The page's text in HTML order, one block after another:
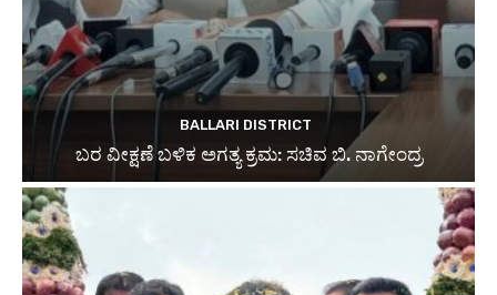
BALLARI DISTRICT
ಬರ ವೀಕ್ಷಣೆ ಬಳಿಕ ಅಗತ್ಯ ಕ್ರಮ: ಸಚಿವ ಬಿ. ನಾಗೇಂದ್ರ